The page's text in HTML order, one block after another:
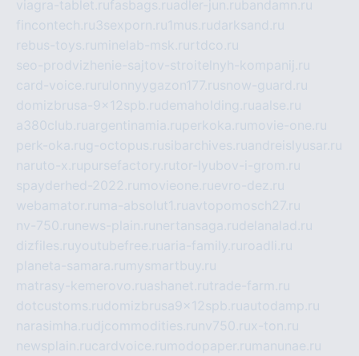
viagra-tablet.rufasbags.ruadler-jun.rubandamn.ru
fincontech.ru3sexporn.ru1mus.rudarksand.ru
rebus-toys.ru minelab-msk.ru rtdco.ru
seo-prodvizhenie-sajtov-stroitelnyh-kompanij.ru
card-voice.ru rulonnyygazon177.rusnow-guard.ru
domizbrusa-9x12spb.rudemaholding.ruaalse.ru
a380club.ruargentinamia.ruperkoka.ru movie-one.ru
perk-oka.rug-octopus.rusibarchives.ruandreislyusar.ru
naruto-x.rupursefactory.rutor-lyubov-i-grom.ru
spayderhed-2022.ru movieone.ruevro-dez.ru
webamator.ru ma-absolut1.ruavtopomosch27.ru
nv-750.ru news-plain.ru nertansaga.rudelanalad.ru
dizfiles.ruyoutubefree.ruaria-family.ru roadli.ru
planeta-samara.ru mysmartbuy.ru
matrasy-kemerovo.ruashanet.rutrade-farm.ru
dotcustoms.rudomizbrusa9x12spb.ruautodamp.ru
narasimha.rudjcommodities.ru nv750.rux-ton.ru
newsplain.rucardvoice.ru modopaper.ru manunae.ru